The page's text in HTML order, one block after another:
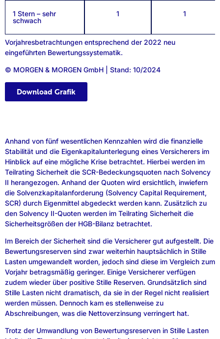
1 Stern – sehr
schwach
1 1
Vorjahresbetrachtungen entsprechend der 2022 neu
eingeführten Bewertungssystematik.
© MORGEN & MORGEN GmbH | Stand: 10/2024
Download Grafik
Anhand von fünf wesentlichen Kennzahlen wird die finanzielle
Stabilität und die Eigenkapitalunterlegung eines Versicherers im
Hinblick auf eine mögliche Krise betrachtet. Hierbei werden im
Teilrating Sicherheit die SCR-Bedeckungsquoten nach Solvency
II herangezogen. Anhand der Quoten wird ersichtlich, inwiefern
die Solvenzkapitalanforderung (Solvency Capital Requirement,
SCR) durch Eigenmittel abgedeckt werden kann. Zusätzlich zu
den Solvency II-Quoten werden im Teilrating Sicherheit die
Sicherheitsgrößen der HGB-Bilanz betrachtet.
Im Bereich der Sicherheit sind die Versicherer gut aufgestellt. Die
Bewertungsreserven sind zwar weiterhin hauptsächlich in Stille
Lasten umgewandelt worden, jedoch sind diese im Vergleich zum
Vorjahr betragsmäßig geringer. Einige Versicherer verfügen
zudem wieder über positive Stille Reserven. Grundsätzlich sind
Stille Lasten nicht dramatisch, da sie in der Regel nicht realisiert
werden müssen. Dennoch kam es stellenweise zu
Abschreibungen, was die Nettoverzinsung verringert hat.
Trotz der Umwandlung von Bewertungsreserven in Stille Lasten